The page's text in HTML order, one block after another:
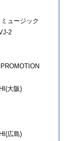
ュージック
VJ-2
大阪)
広島)